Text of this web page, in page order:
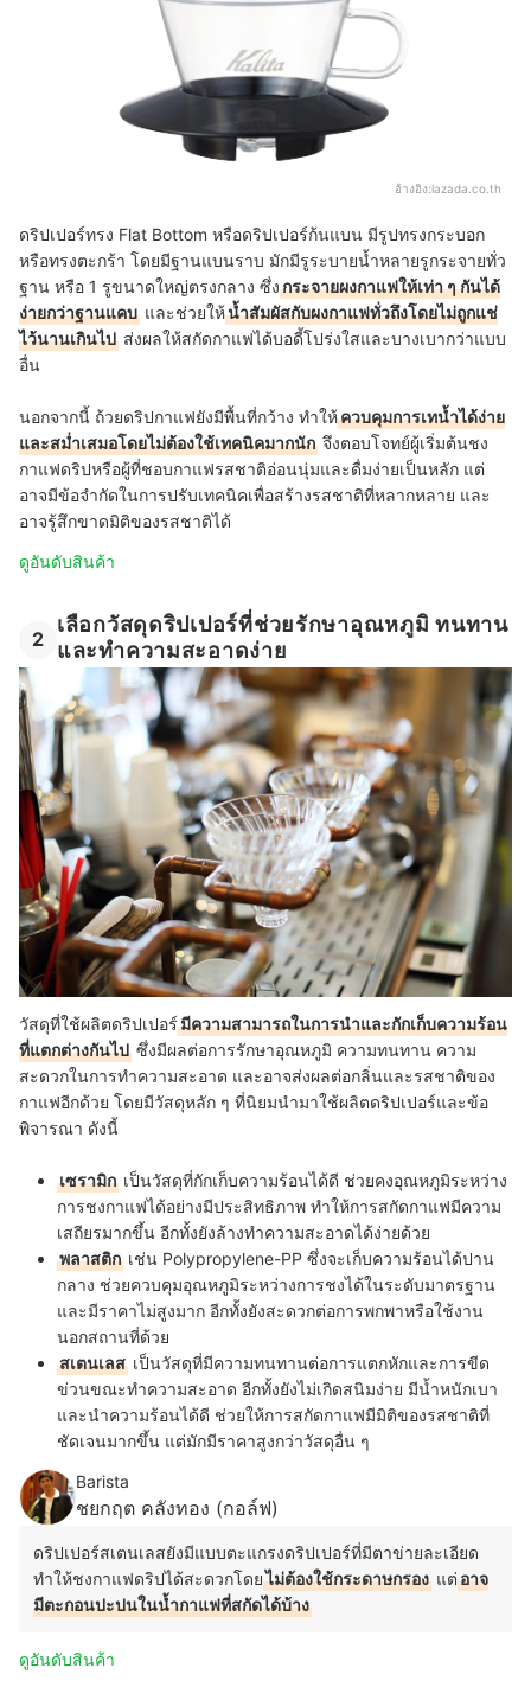
อ้างอิง:lazada.co.th
ดริปเปอร์ทรง Flat Bottom หรือดริปเปอร์ก้นแบน มีรูปทรงกระบอก
หรือทรงตะกร้า โดยมีฐานแบนราบ มักมีรูระบายน้ำหลายรูกระจายทั่ว
ฐาน หรือ 1 รูขนาดใหญ่ตรงกลาง ซึ่งกระจายผงกาแฟให้เท่า ๆ กันได้
ง่ายกว่าฐานแคบ และช่วยให้น้ำสัมผัสกับผงกาแฟทั่วถึงโดยไม่ถูกแช่
ไว้นานเกินไป ส่งผลให้สกัดกาแฟได้บอดี้โปร่งใสและบางเบากว่าแบบ
อื่น
นอกจากนี้ ถ้วยดริปกาแฟยังมีพื้นที่กว้าง ทำให้ควบคุมการเทน้ำได้ง่าย
และสม่ำเสมอโดยไม่ต้องใช้เทคนิคมากนัก จึงตอบโจทย์ผู้เริ่มต้นชง
กาแฟดริปหรือผู้ที่ชอบกาแฟรสชาติอ่อนนุ่มและดื่มง่ายเป็นหลัก แต่
อาจมีข้อจำกัดในการปรับเทคนิคเพื่อสร้างรสชาติที่หลากหลาย และ
อาจรู้สึกขาดมิติของรสชาติได้
ดูอันดับสินค้า
2
เลือกวัสดุดริปเปอร์ที่ช่วยรักษาอุณหภูมิ ทนทาน
และทำความสะอาดง่าย
วัสดุที่ใช้ผลิตดริปเปอร์มีความสามารถในการนำและกักเก็บความร้อน
ที่แตกต่างกันไป ซึ่งมีผลต่อการรักษาอุณหภูมิ ความทนทาน ความ
สะดวกในการทำความสะอาด และอาจส่งผลต่อกลิ่นและรสชาติของ
กาแฟอีกด้วย โดยมีวัสดุหลัก ๆ ที่นิยมนำมาใช้ผลิตดริปเปอร์และข้อ
พิจารณา ดังนี้
เซรามิก เป็นวัสดุที่กักเก็บความร้อนได้ดี ช่วยคงอุณหภูมิระหว่าง
การชงกาแฟได้อย่างมีประสิทธิภาพ ทำให้การสกัดกาแฟมีความ
เสถียรมากขึ้น อีกทั้งยังล้างทำความสะอาดได้ง่ายด้วย
พลาสติก เช่น Polypropylene-PP ซึ่งจะเก็บความร้อนได้ปาน
กลาง ช่วยควบคุมอุณหภูมิระหว่างการชงได้ในระดับมาตรฐาน
และมีราคาไม่สูงมาก อีกทั้งยังสะดวกต่อการพกพาหรือใช้งาน
นอกสถานที่ด้วย
สเตนเลส เป็นวัสดุที่มีความทนทานต่อการแตกหักและการขีด
ข่วนขณะทำความสะอาด อีกทั้งยังไม่เกิดสนิมง่าย มีน้ำหนักเบา
และนำความร้อนได้ดี ช่วยให้การสกัดกาแฟมีมิติของรสชาติที่
ชัดเจนมากขึ้น แต่มักมีราคาสูงกว่าวัสดุอื่น ๆ
Barista
ชยกฤต คลังทอง (กอล์ฟ)
ดริปเปอร์สเตนเลสยังมีแบบตะแกรงดริปเปอร์ที่มีตาข่ายละเอียด
ทำให้ชงกาแฟดริปได้สะดวกโดยไม่ต้องใช้กระดาษกรอง แต่อาจ
มีตะกอนปะปนในน้ำกาแฟที่สกัดได้บ้าง
ดูอันดับสินค้า